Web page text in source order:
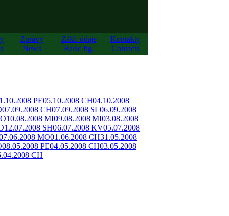
Zprávy
News
Zákl. údaje
Basic fig.
Kontakty
Contacts
PE05.10.2008 CH04.10.2008
07.09.2008 CH07.09.2008 SL06.09.2008
10.08.2008 MI09.08.2008 MI03.08.2008
12.07.2008 SH06.07.2008 KV05.07.2008
MO01.06.2008 CH31.05.2008
08.05.2008 PE04.05.2008 CH03.05.2008
CH